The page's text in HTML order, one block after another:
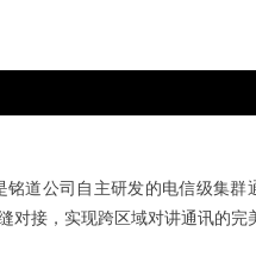
道公司自主研发的电信级集
对接，实现跨区域对讲通讯的完